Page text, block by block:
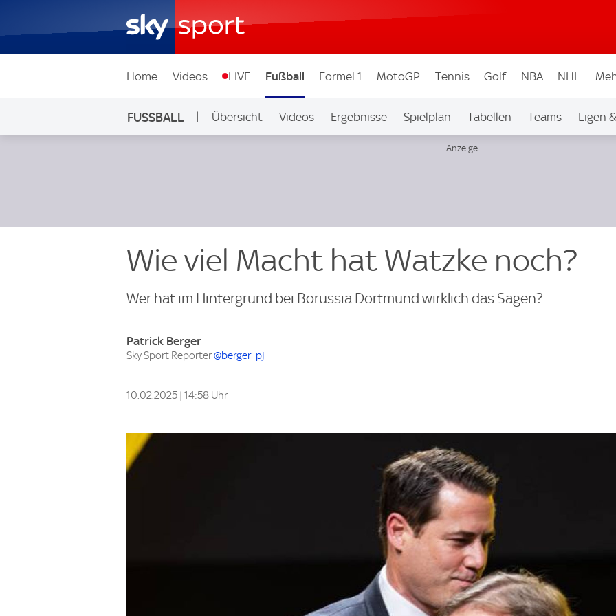
Home Videos LIVE Fußball Formel 1 MotoGP Tennis Golf NBA NHL
FUSSBALL Übersicht Videos Ergebnisse Spielplan Tabellen Teams Ligen
Wie viel Macht hat Watzke noch?
Wer hat im Hintergrund bei Borussia Dortmund wirklich das Sagen?
Patrick Berger
Sky Sport Reporter@berger_pj
10.02.2025 | 14:58 Uhr